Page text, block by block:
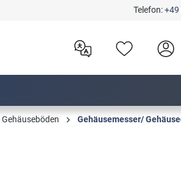
Telefon:+49
Gehäusemesser/